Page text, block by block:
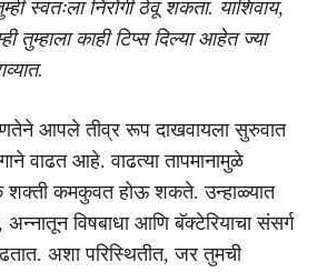
स्वतःला निरोगी ठेवू शकता. याशिवाय,
तुम्हाला काही टिप्स दिल्या आहेत ज्या
आपले तीव्र रूप दाखवायला सुरुवात
वाढत आहे. वाढत्या तापमानामुळे
शक्ती कमकुवत होऊ शकते. उन्हाळ्यात
विषबाधा आणि बॅक्टेरियाचा संसर्ग
अशा परिस्थितीत, जर तुमची